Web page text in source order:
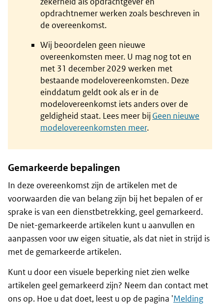
opdrachtnemer werken zoals beschreven in
de overeenkomst.
Wij beoordelen geen nieuwe
overeenkomsten meer. U mag nog tot en
met 31 december 2029 werken met
bestaande modelovereenkomsten. Deze
einddatum geldt ook als er in de
modelovereenkomst iets anders over de
geldigheid staat. Lees meer bij Geen nieuwe
modelovereenkomsten meer.
Gemarkeerde bepalingen
In deze overeenkomst zijn de artikelen met de
voorwaarden die van belang zijn bij het bepalen of er
sprake is van een dienstbetrekking, geel gemarkeerd.
De niet-gemarkeerde artikelen kunt u aanvullen en
aanpassen voor uw eigen situatie, als dat niet in strijd is
met de gemarkeerde artikelen.
Kunt u door een visuele beperking niet zien welke
artikelen geel gemarkeerd zijn? Neem dan contact met
ons op. Hoe u dat doet, leest u op de pagina 'Melding